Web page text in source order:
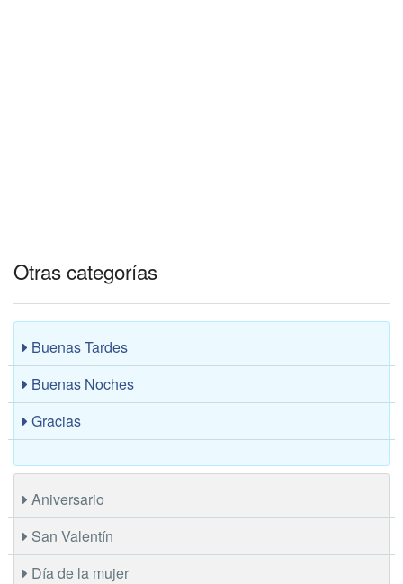
Otras categorías
Buenas Tardes
Buenas Noches
Gracias
Aniversario
San Valentín
Día de la mujer